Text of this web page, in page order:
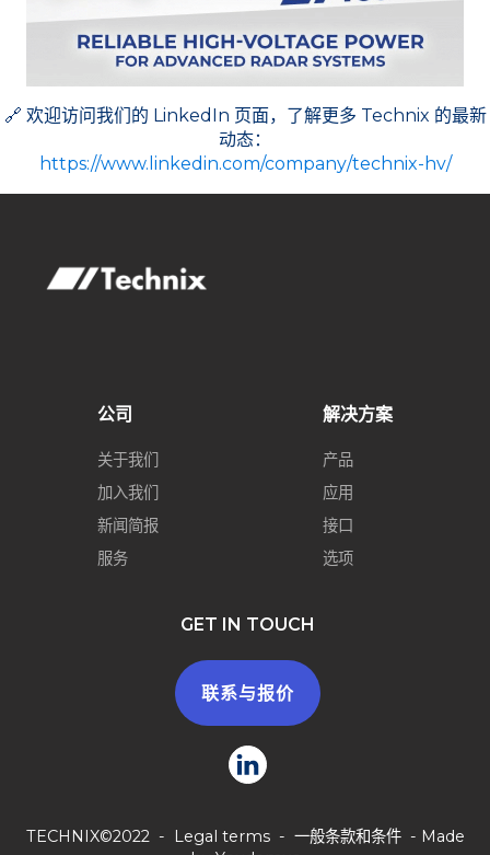
🔗 欢迎访问我们的 LinkedIn 页面，了解更多 Technix 的最新
动态：
https://www.linkedin.com/company/technix-hv/
公司
关于我们
加入我们
新闻简报
服务
解决方案
产品
应用
接口
选项
GET IN TOUCH
联系与报价
TECHNIX©2022 - Legal terms- 一般条款和条件- Made